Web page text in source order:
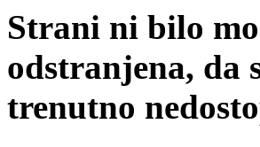
Strani ni bilo
odstranjena, da
trenutno